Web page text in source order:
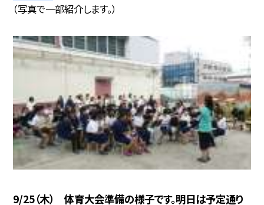
（写真で一部紹介します。）
9/25（木） 体育大会準備の様子です。明日は予定通り